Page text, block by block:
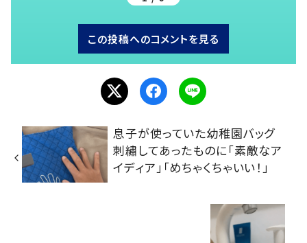
この投稿へのコメントを見る
息子が使っていた幼稚園バッグ
刺繡してあったものに「素敵なア
イディア」「めちゃくちゃいい！」